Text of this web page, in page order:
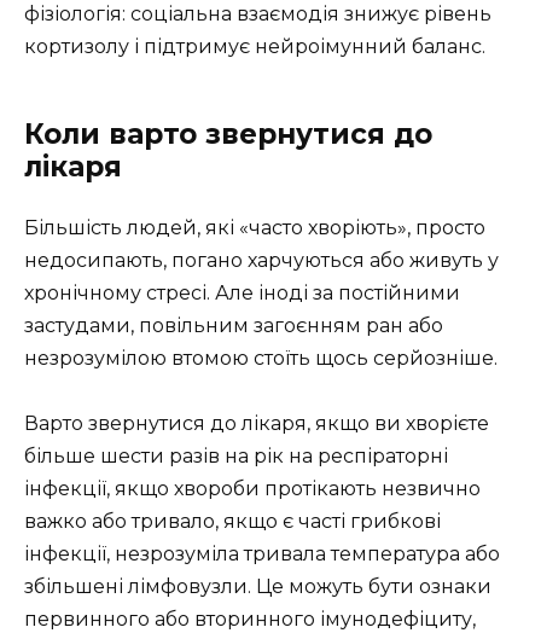
фізіологія: соціальна взаємодія знижує рівень
кортизолу і підтримує нейроімунний баланс.
Коли варто звернутися до
лікаря
Більшість людей, які «часто хворіють», просто
недосипають, погано харчуються або живуть у
хронічному стресі. Але іноді за постійними
застудами, повільним загоєнням ран або
незрозумілою втомою стоїть щось серйозніше.
Варто звернутися до лікаря, якщо ви хворієте
більше шести разів на рік на респіраторні
інфекції, якщо хвороби протікають незвично
важко або тривало, якщо є часті грибкові
інфекції, незрозуміла тривала температура або
збільшені лімфовузли. Це можуть бути ознаки
первинного або вторинного імунодефіциту,